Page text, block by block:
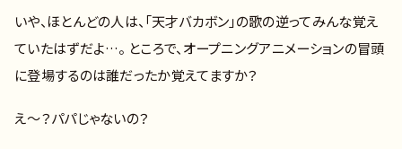
いや、ほとんどの人は、「天才バカボン」の歌の逆ってみんな覚え
ていたはずだよ…。 ところで、オープニングアニメーションの冒頭
に登場するのは誰だったか覚えてますか？
え～？パパじゃないの？